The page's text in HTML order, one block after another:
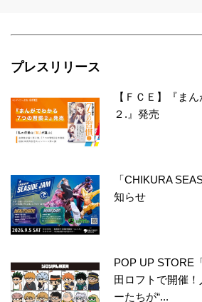
プレスリリース
【ＦＣＥ】『ま
２.』発売
「CHIKURA
知らせ
POP UP STORE
田ロフトで開催
ーたちが“...